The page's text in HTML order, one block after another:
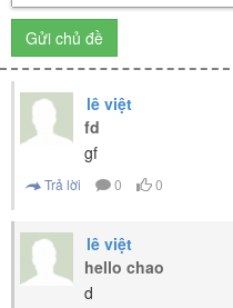
Gửi chủ đề
lê việt
fd
gf
Trả lời 0 0
lê việt
hello chao
d